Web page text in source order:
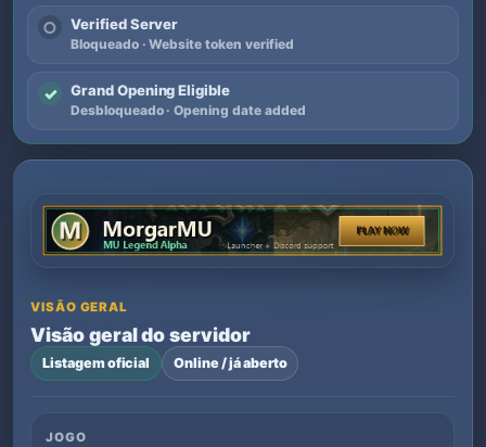
○ Verified Server
Bloqueado · Website token verified
✓ Grand Opening Eligible
Desbloqueado · Opening date added
VISÃO GERAL
Visão geral do servidor
Listagem oficial Online / já aberto
JOGO